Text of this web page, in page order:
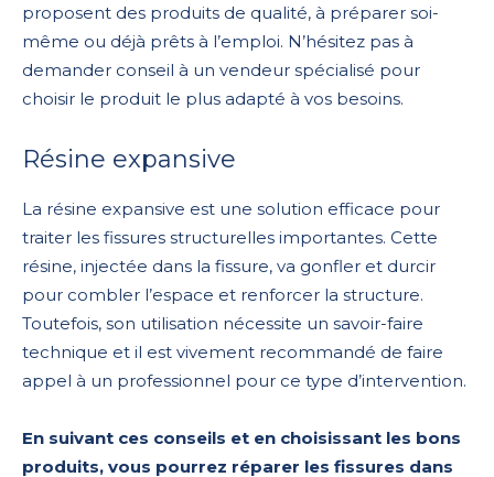
proposent des produits de qualité, à préparer soi-
même ou déjà prêts à l’emploi. N’hésitez pas à
demander conseil à un vendeur spécialisé pour
choisir le produit le plus adapté à vos besoins.
Résine expansive
La résine expansive est une solution efficace pour
traiter les fissures structurelles importantes. Cette
résine, injectée dans la fissure, va gonfler et durcir
pour combler l’espace et renforcer la structure.
Toutefois, son utilisation nécessite un savoir-faire
technique et il est vivement recommandé de faire
appel à un professionnel pour ce type d’intervention.
En suivant ces conseils et en choisissant les bons
produits, vous pourrez réparer les fissures dans